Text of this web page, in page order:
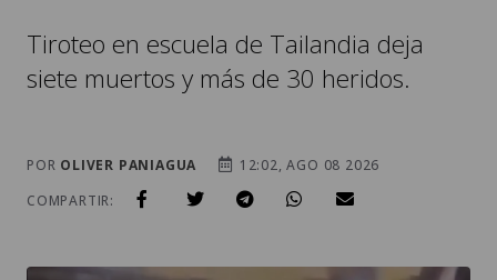
Tiroteo en escuela de Tailandia deja
siete muertos y más de 30 heridos.
POR OLIVER PANIAGUA
12:02, AGO 08 2026
COMPARTIR: